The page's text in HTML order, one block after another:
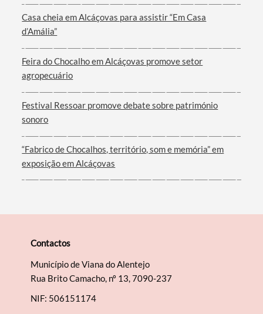
Filtros
Casa cheia em Alcáçovas para assistir “Em Casa
d’Amália”
Feira do Chocalho em Alcáçovas promove setor
agropecuário
Festival Ressoar promove debate sobre património
sonoro
“Fabrico de Chocalhos, território, som e memória” em
exposição em Alcáçovas
Contactos
Município de Viana do Alentejo
Rua Brito Camacho, nº 13, 7090-237
NIF: 506151174